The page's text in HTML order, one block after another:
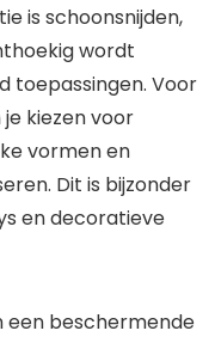
is schoonsnijden,
wordt
toepassingen. Voor
kiezen voor
vormen en
Dit is bijzonder
en decoratieve
een beschermende